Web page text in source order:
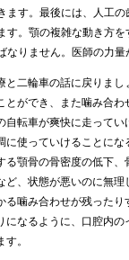
す。最後には、人工
。顎の複雑な動き方を
りません。医師の力量
と二輪車の話に戻りまし
とができ、また噛み合わ
自転車が爽快に走ってい
に使っていけることにな
る顎骨の骨密度の低下、
ど、状態が悪いのに無
る噛み合わせが残った
になるように、口腔内の
。